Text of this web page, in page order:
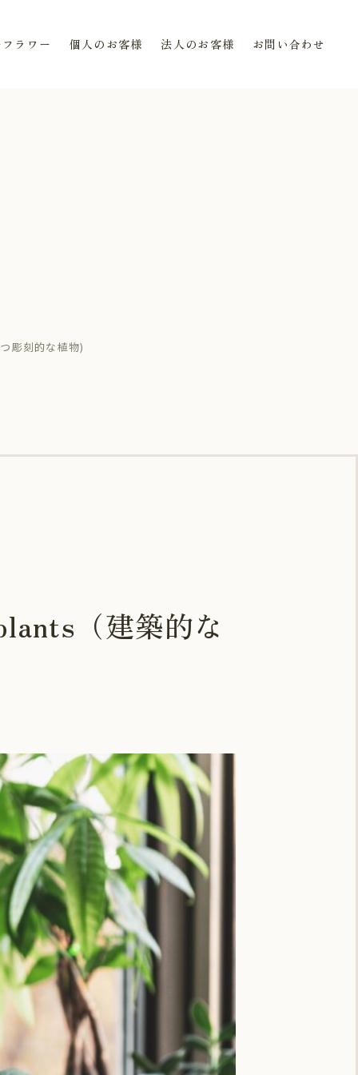
ラワー 個人のお客様 法人のお客様 お問い合わせ
刻的な植物)
（建築的な